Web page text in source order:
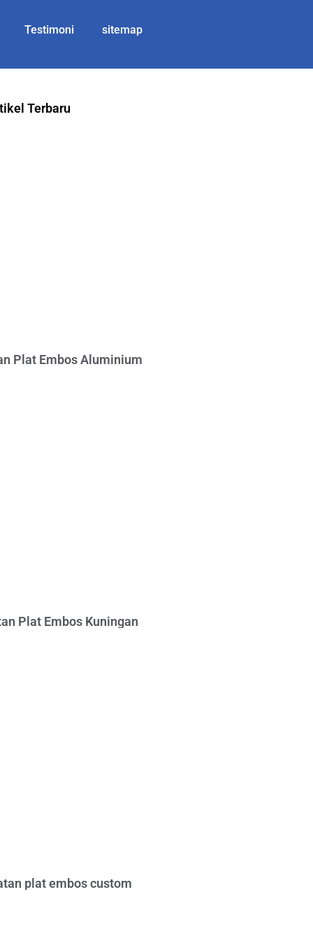
Testimoni sitemap
Terbaru
Plat Embos Aluminium
Plat Embos Kuningan
plat embos custom